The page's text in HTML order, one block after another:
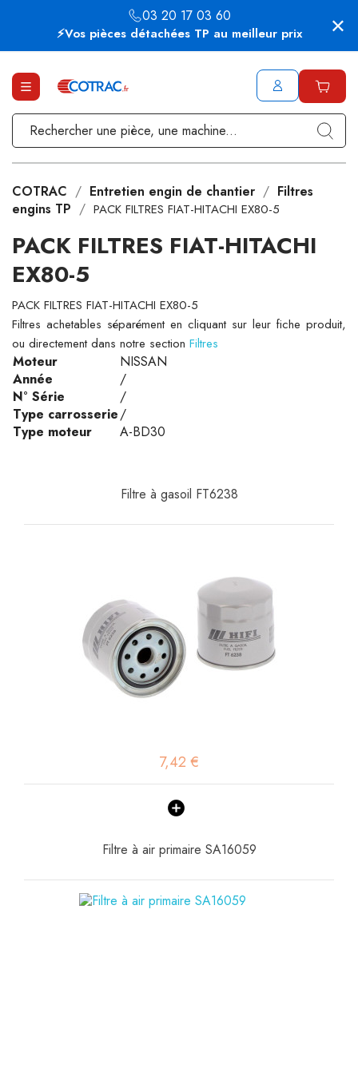
⚡Vos pièces détachées TP au meilleur prix
03 20 17 03 60
COTRAC Entretien engin de chantier
Filtres
engins TP
PACK FILTRES FIAT-HITACHI EX80-5
PACK FILTRES FIAT-HITACHI
EX80-5
PACK FILTRES FIAT-HITACHI EX80-5
Filtres achetables séparément en cliquant sur leur fiche produit,
ou directement dans notre section Filtres
Moteur
NISSAN
Année
/
N° Série
/
Type carrosserie/
Type moteur
A-BD30
Filtre à gasoil FT6238
7,42 €
Filtre à air primaire SA16059